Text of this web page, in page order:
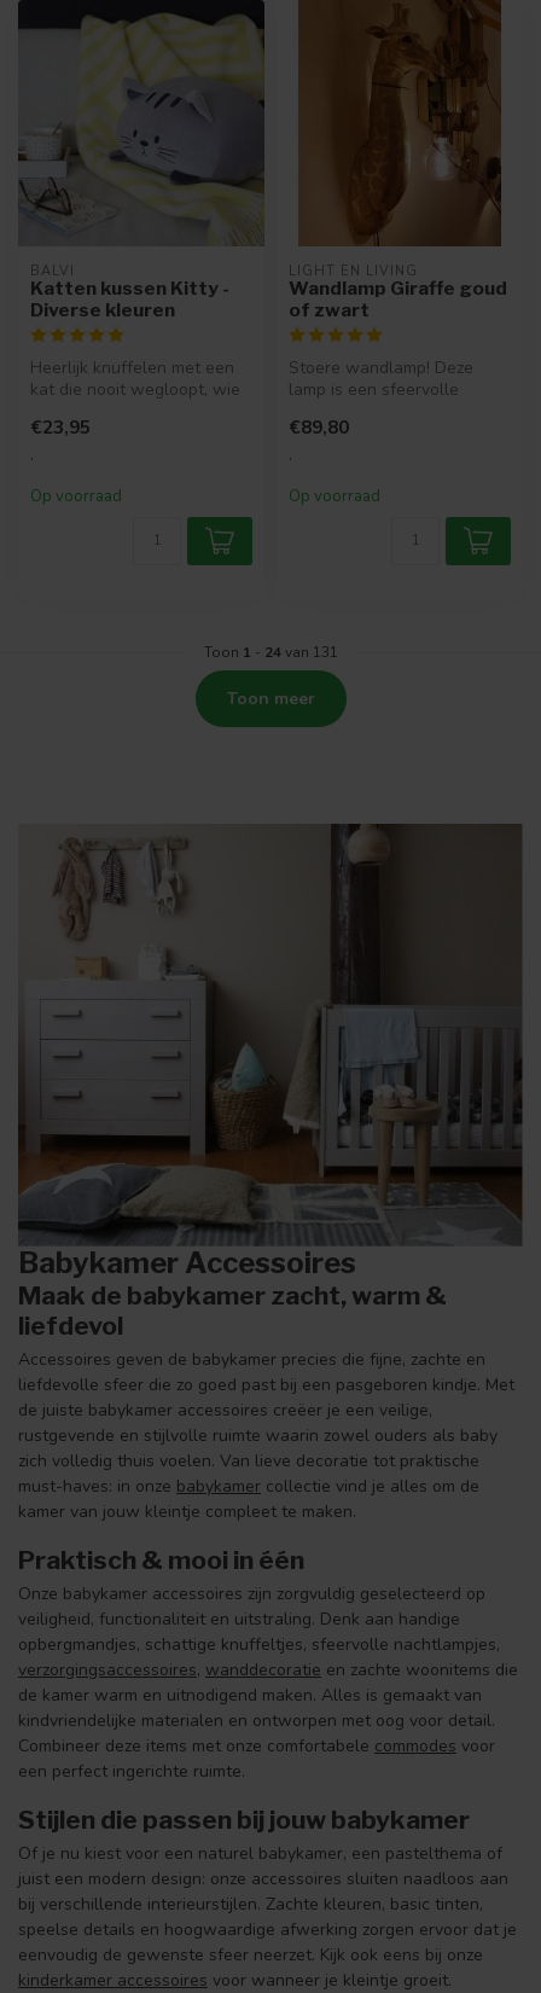
BALVI
Katten kussen Kitty -
Diverse kleuren
Heerlijk knuffelen met een
kat die nooit wegloopt, wie
€23,95
.
Op voorraad
LIGHT EN LIVING
Wandlamp Giraffe goud
of zwart
Stoere wandlamp! Deze
lamp is een sfeervolle
Met een...
€89,80
.
Op voorraad
Toon 1 - 24van 131
Toon meer
Babykamer Accessoires
Maak de babykamer zacht, warm &
liefdevol
Accessoires geven de babykamer precies die fijne, zachte en
liefdevolle sfeer die zo goed past bij een pasgeboren kindje. Met
de juiste babykamer accessoires creëer je een veilige,
rustgevende en stijlvolle ruimte waarin zowel ouders als baby
zich volledig thuis voelen. Van lieve decoratie tot praktische
must-haves: in onze babykamer collectie vind je alles om de
kamer van jouw kleintje compleet te maken.
Praktisch & mooi in één
Onze babykamer accessoires zijn zorgvuldig geselecteerd op
veiligheid, functionaliteit en uitstraling. Denk aan handige
opbergmandjes, schattige knuffeltjes, sfeervolle nachtlampjes,
verzorgingsaccessoires, wanddecoratie en zachte woonitems die
de kamer warm en uitnodigend maken. Alles is gemaakt van
kindvriendelijke materialen en ontworpen met oog voor detail.
Combineer deze items met onze comfortabele commodes voor
een perfect ingerichte ruimte.
Stijlen die passen bij jouw babykamer
Of je nu kiest voor een naturel babykamer, een pastelthema of
juist een modern design: onze accessoires sluiten naadloos aan
bij verschillende interieurstijlen. Zachte kleuren, basic tinten,
speelse details en hoogwaardige afwerking zorgen ervoor dat je
eenvoudig de gewenste sfeer neerzet. Kijk ook eens bij onze
kinderkamer accessoires voor wanneer je kleintje groeit.